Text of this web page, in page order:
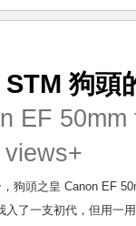
狗頭
EF 50mm
views+
狗頭之皇 Canon EF
入了一支初代，但用一